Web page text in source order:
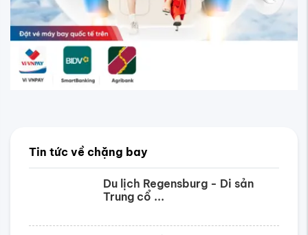
Thành phố Quebec Canada -
Châu Âu thu nhỏ ...
Du lịch Freiburg im Breisgau -
Cửa ngõ ...
British ...